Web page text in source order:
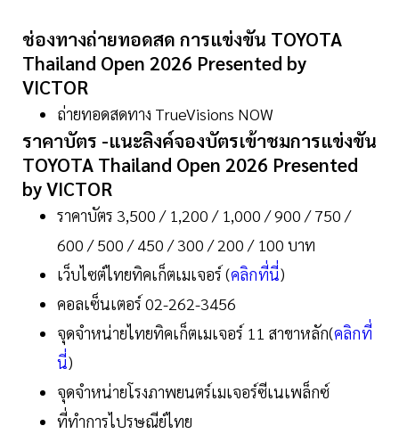
ช่องทางถ่ายทอดสด การแข่งขัน TOYOTA
Thailand Open 2026 Presented by
VICTOR
ถ่ายทอดสดทาง TrueVisions NOW
ราคาบัตร -แนะลิงค์จองบัตรเข้าชมการแข่งขัน
TOYOTA Thailand Open 2026 Presented
by VICTOR
ราคาบัตร 3,500 / 1,200 / 1,000 / 900 / 750 /
600 / 500 / 450 / 300 / 200 / 100 บาท
เว็บไซต์ไทยทิคเก็ตเมเจอร์ (คลิกที่นี่)
คอลเซ็นเตอร์ 02-262-3456
จุดจำหน่ายไทยทิคเก็ตเมเจอร์ 11 สาขาหลัก(คลิกที่
นี่)
จุดจำหน่ายโรงภาพยนตร์เมเจอร์ซีเนเพล็กซ์
ที่ทำการไปรษณีย์ไทย